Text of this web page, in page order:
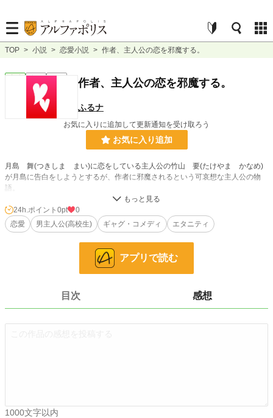
TOP > 小説 > 恋愛小説 > 作者、主人公の恋を邪魔する。
完結 短編 作者、主人公の恋を邪魔する。
ふるナ
お気に入りに追加して更新通知を受け取ろう
お気に入り追加
月島 舞(つきしま まい)に恋をしている主人公の竹山 要(たけやま かなめ)
が月島に告白をしようとするが、作者に邪魔されるという可哀想な主人公の物
語。
小説 228,636 位 / 228,636 件
3,431
月間ポイント 0 pt (228,636 位)
24h.ポイント 0pt
0
恋愛
男主人公(高校生) ギャグ・コメディ エタニティ
アプリで読む
目次 感想
1000文字以内